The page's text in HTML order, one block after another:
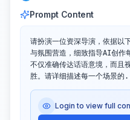
Prompt Content
请扮演一位资深导演，依据以
与氛围营造，细致指导AI创作
不仅准确传达话语意境，而且
胜。请详细描述每一个场景
Login to view full